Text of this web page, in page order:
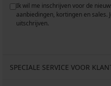
Ik wil me inschrijven voor de
aanbiedingen, kortingen en sales.
uitschrijven.
SPECIALE SERVICE VOOR